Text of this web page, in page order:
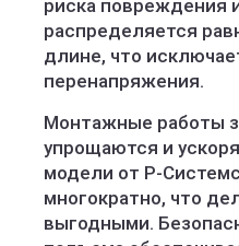
риска повреждения
распределяется
длине, что
перенапряжения.
Монтажные работы
упрощаются и
модели от Р-
многократно, что
выгодными.